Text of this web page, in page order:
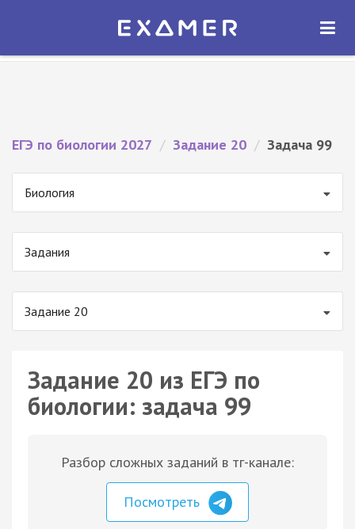
Экзамер — ЕГЭ 2027
ОТКРЫТЬ
ЕГЭ по биологии 2027 / Задание 20 / Задача 99
Биология
Задания
Задание 20
Задание 20 из ЕГЭ по
биологии: задача 99
Разбор сложных заданий в тг-канале:
Посмотреть